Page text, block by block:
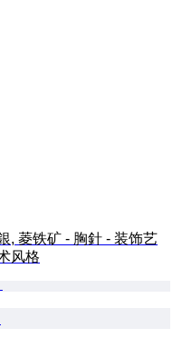
, 菱铁矿 - 胸針 - 装饰艺
风格